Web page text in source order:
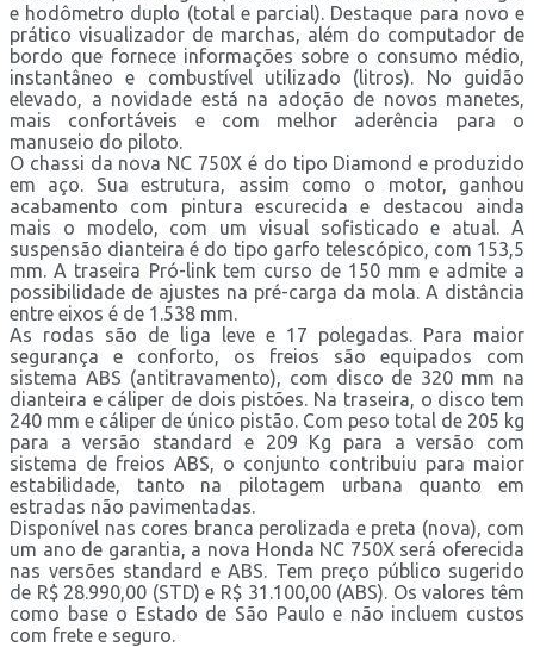
e hodômetro duplo (total e parcial). Destaque para novo e
prático visualizador de marchas, além do computador de
bordo que fornece informações sobre o consumo médio,
instantâneo e combustível utilizado (litros). No guidão
elevado, a novidade está na adoção de novos manetes,
mais confortáveis e com melhor aderência para o
manuseio do piloto.
O chassi da nova NC 750X é do tipo Diamond e produzido
em aço. Sua estrutura, assim como o motor, ganhou
acabamento com pintura escurecida e destacou ainda
mais o modelo, com um visual sofisticado e atual. A
suspensão dianteira é do tipo garfo telescópico, com 153,5
mm. A traseira Pró-link tem curso de 150 mm e admite a
possibilidade de ajustes na pré-carga da mola. A distância
entre eixos é de 1.538 mm.
As rodas são de liga leve e 17 polegadas. Para maior
segurança e conforto, os freios são equipados com
sistema ABS (antitravamento), com disco de 320 mm na
dianteira e cáliper de dois pistões. Na traseira, o disco tem
240 mm e cáliper de único pistão. Com peso total de 205 kg
para a versão standard e 209 Kg para a versão com
sistema de freios ABS, o conjunto contribuiu para maior
estabilidade, tanto na pilotagem urbana quanto em
estradas não pavimentadas.
Disponível nas cores branca perolizada e preta (nova), com
um ano de garantia, a nova Honda NC 750X será oferecida
nas versões standard e ABS. Tem preço público sugerido
de R$ 28.990,00 (STD) e R$ 31.100,00 (ABS). Os valores têm
como base o Estado de São Paulo e não incluem custos
com frete e seguro.